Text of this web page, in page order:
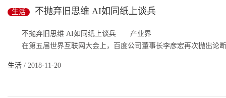
生活 不抛弃旧思维 AI如同纸上谈兵
不抛弃旧思维 AI如同纸上谈兵 产业界
在第五届世界互联网大会上，百度公司董事长李彦宏再次抛出论
生活 / 2018-11-20